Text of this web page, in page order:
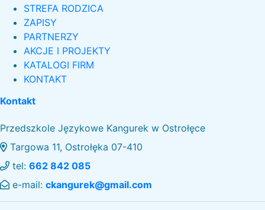
STREFA RODZICA
ZAPISY
PARTNERZY
AKCJE I PROJEKTY
KATALOGI FIRM
KONTAKT
Kontakt
Przedszkole Językowe Kangurek w Ostrołęce
Targowa 11, Ostrołęka 07-410
tel: 662 842 085
e-mail: ckangurek@gmail.com